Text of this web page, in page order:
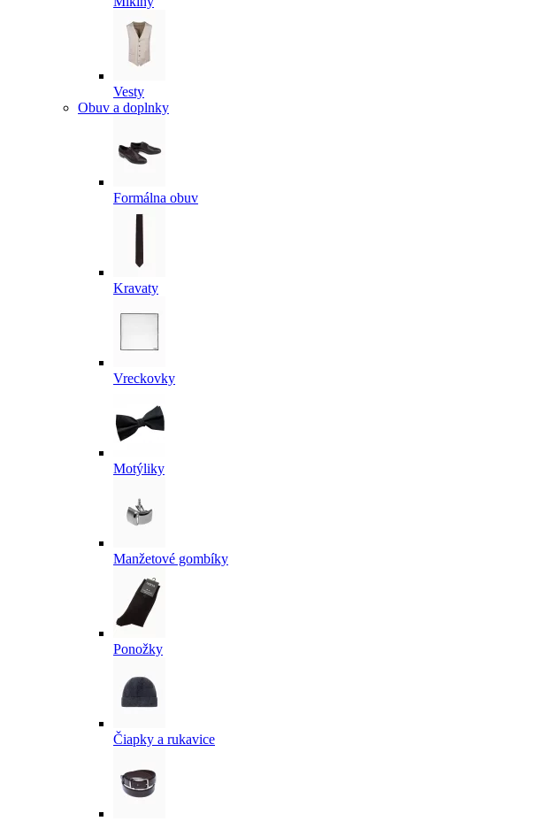
Vesty
Obuv a doplnky
Formálna obuv
Kravaty
Vreckovky
Motýliky
Manžetové gombíky
Ponožky
Čiapky a rukavice